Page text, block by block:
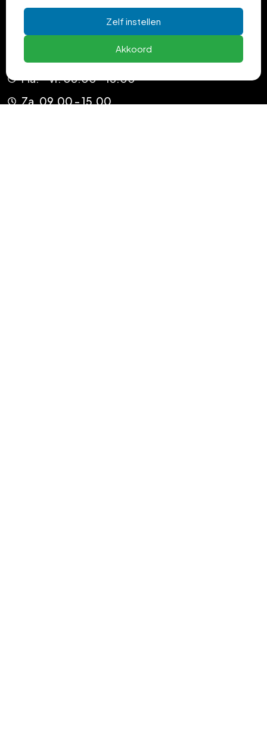
Zelf instellen
Akkoord
Verkoop
Ma. - Vr. 08.00 - 18.00
Za. 09.00 - 15.00